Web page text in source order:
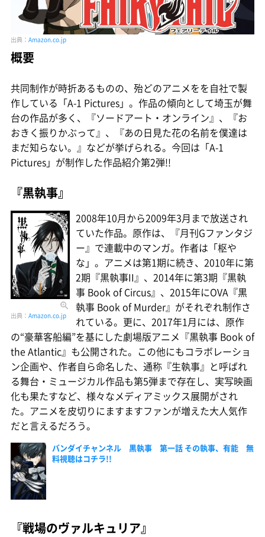
出典： Amazon.co.jp
概要
共同制作が時折あるものの、殆どのアニメをを自社で製
作している「A-1 Pictures」。作品の傾向として埼玉が舞
台の作品が多く、『ソードアート・オンライン』、『お
おきく振りかぶって』、『あの日見た花の名前を僕達は
まだ知らない。』などが挙げられる。今回は「A-1
Pictures」が制作した作品紹介第2弾!!
『黒執事』
出典： Amazon.co.jp
2008年10月から2009年3月まで放送され
ていた作品。原作は、『月刊Gファンタジ
ー』で連載中のマンガ。作者は「枢や
な」。アニメは第1期に続き、2010年に第
2期『黒執事II』、2014年に第3期『黒執
事 Book of Circus』、2015年にOVA『黒
執事 Book of Murder』がそれぞれ制作さ
れている。更に、2017年1月には、原作
の“豪華客船編”を基にした劇場版アニメ『黒執事 Book of
the Atlantic』も公開された。この他にもコラボレーショ
ン企画や、作者自ら命名した、通称『生執事』と呼ばれ
る舞台・ミュージカル作品も第5弾まで存在し、実写映画
化も果たすなど、様々なメディアミックス展開がされ
た。アニメを皮切りにますますファンが増えた大人気作
だと言えるだろう。
バンダイチャンネル 黒執事 第一話 その執事、有能 無
料視聴はコチラ!!
『戦場のヴァルキュリア』